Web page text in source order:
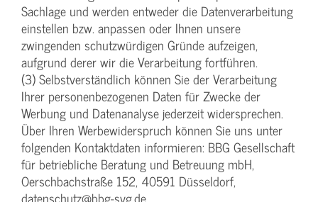
Sachlage und werden entweder die Datenverarbeitung
einstellen bzw. anpassen oder Ihnen unsere
zwingenden schutzwürdigen Gründe aufzeigen,
aufgrund derer wir die Verarbeitung fortführen.
(3) Selbstverständlich können Sie der Verarbeitung
Ihrer personenbezogenen Daten für Zwecke der
Werbung und Datenanalyse jederzeit widersprechen.
Über Ihren Werbewiderspruch können Sie uns unter
folgenden Kontaktdaten informieren: BBG Gesellschaft
für betriebliche Beratung und Betreuung mbH,
Oerschbachstraße 152, 40591 Düsseldorf,